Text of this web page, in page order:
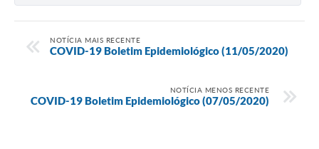
SIC
Contato
NOTÍCIA MAIS RECENTE
COVID-19 Boletim Epidemiológico (11/05/2020)
NOTÍCIA MENOS RECENTE
COVID-19 Boletim Epidemiológico (07/05/2020)